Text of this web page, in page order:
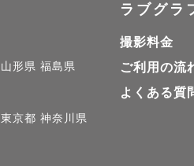
山形県 福島県
東京都 神奈川県
ラブグラ
撮影料金
ご利用の流
よくある質